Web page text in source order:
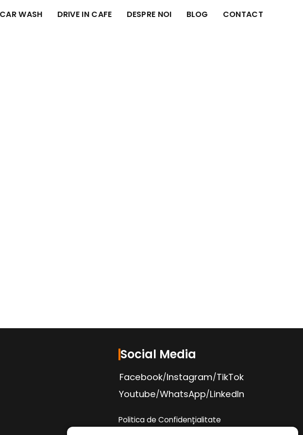
CAR WASH DRIVE IN CAFE DESPRE NOI BLOG CONTACT
Social Media
Facebook/Instagram/TikTok
Youtube/WhatsApp/LinkedIn
Politica de Confidențialitate